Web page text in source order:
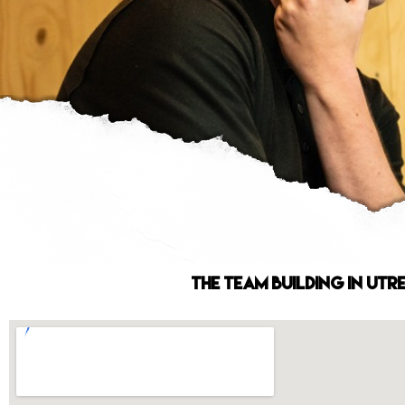
The Team Building in